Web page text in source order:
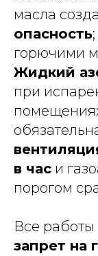
масла
опасность
горючими
Жидкий
при
в час и
порогом
Все
запрет на